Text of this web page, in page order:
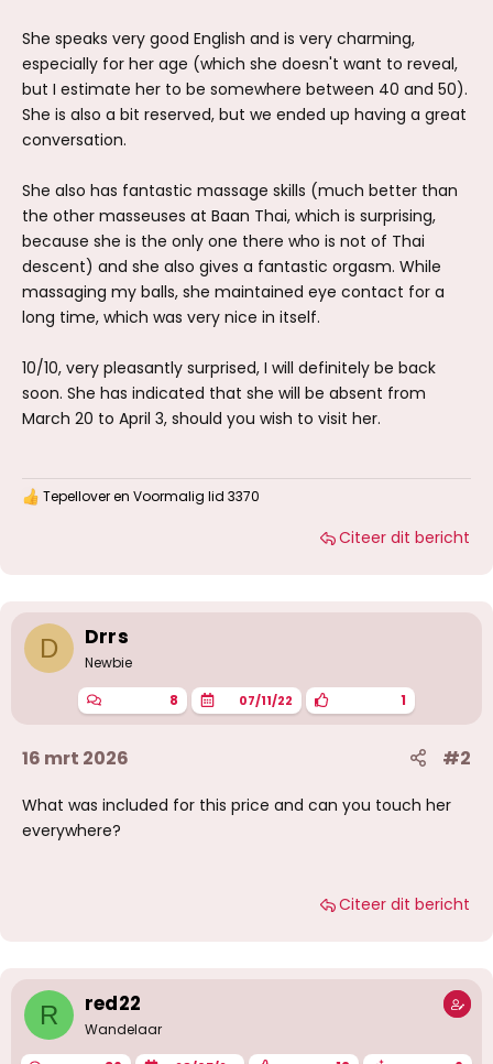
She speaks very good English and is very charming,
especially for her age (which she doesn't want to reveal,
but I estimate her to be somewhere between 40 and 50).
She is also a bit reserved, but we ended up having a great
conversation.
She also has fantastic massage skills (much better than
the other masseuses at Baan Thai, which is surprising,
because she is the only one there who is not of Thai
descent) and she also gives a fantastic orgasm. While
massaging my balls, she maintained eye contact for a
long time, which was very nice in itself.
10/10, very pleasantly surprised, I will definitely be back
soon. She has indicated that she will be absent from
March 20 to April 3, should you wish to visit her.
W
n
g
Tepelloveren Voormalig lid 3370
Citeer dit bericht
D Drrs
Newbie
8 07/11/22 1
16 mrt 2026 #2
What was included for this price and can you touch her
everywhere?
Citeer dit bericht
R red22
Wandelaar